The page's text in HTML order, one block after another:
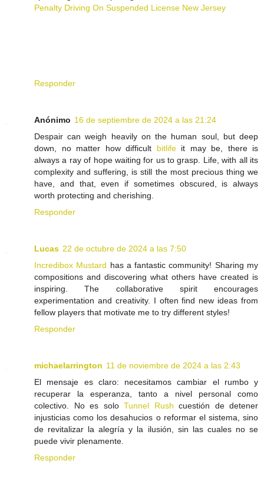
Penalty Driving On Suspended License New Jersey
Responder
Anónimo 16 de septiembre de 2024 a las 21:24
Despair can weigh heavily on the human soul, but deep
down, no matter how difficult bitlifeit may be, there is
always a ray of hope waiting for us to grasp. Life, with all its
complexity and suffering, is still the most precious thing we
have, and that, even if sometimes obscured, is always
worth protecting and cherishing.
Responder
Lucas 22 de octubre de 2024 a las 7:50
Incredibox Mustard has a fantastic community! Sharing my
compositions and discovering what others have created is
inspiring. The collaborative spirit encourages
experimentation and creativity. I often find new ideas from
fellow players that motivate me to try different styles!
Responder
michaelarrington 11 de noviembre de 2024 a las 2:43
El mensaje es claro: necesitamos cambiar el rumbo y
recuperar la esperanza, tanto a nivel personal como
colectivo. No es solo Tunnel Rush cuestión de detener
injusticias como los desahucios o reformar el sistema, sino
de revitalizar la alegría y la ilusión, sin las cuales no se
puede vivir plenamente.
Responder